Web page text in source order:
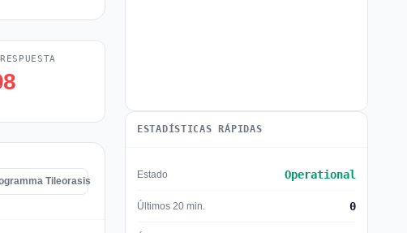
Tileorasis
ESTADÍSTICAS RÁPIDAS
Estado Operational
Últimos 20 min. 0